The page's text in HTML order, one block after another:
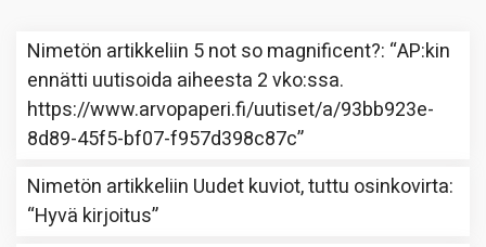
Nimetön artikkeliin 5 not so magnificent?: “AP:kin
ennätti uutisoida aiheesta 2 vko:ssa.
https://www.arvopaperi.fi/uutiset/a/93bb923e-
8d89-45f5-bf07-f957d398c87c”
Nimetön artikkeliin Uudet kuviot, tuttu osinkovirta:
“Hyvä kirjoitus”